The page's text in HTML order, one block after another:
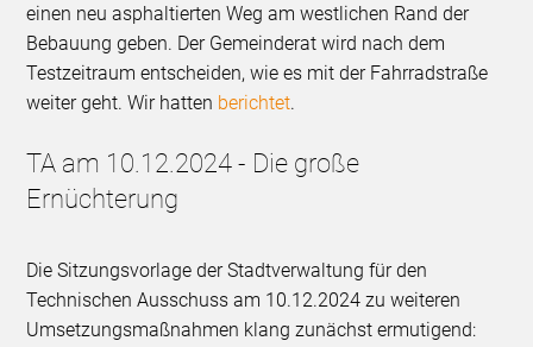
einen neu asphaltierten Weg am westlichen Rand der
Bebauung geben. Der Gemeinderat wird nach dem
Testzeitraum entscheiden, wie es mit der Fahrradstraße
weiter geht. Wir hatten berichtet.
TA am 10.12.2024 - Die große
Ernüchterung
Die Sitzungsvorlage der Stadtverwaltung für den
Technischen Ausschuss am 10.12.2024 zu weiteren
Umsetzungsmaßnahmen klang zunächst ermutigend: